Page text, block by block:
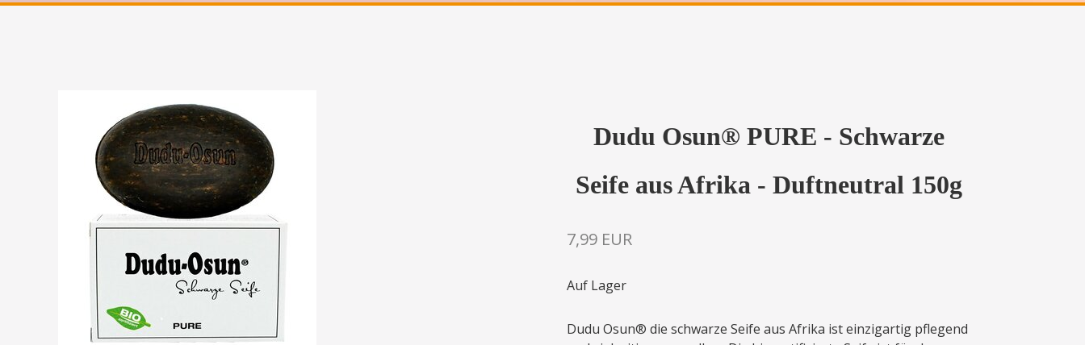
Dudu Osun® PURE - Schwarze
Seife aus Afrika - Duftneutral 150g
7,99 EUR
Auf Lager
Dudu Osun® die schwarze Seife aus Afrika ist einzigartig pflegend